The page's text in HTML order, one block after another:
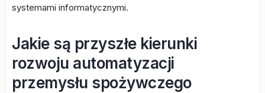
systemami informatycznymi.
Jakie są przyszłe kierunki
rozwoju automatyzacji
przemysłu spożywczego